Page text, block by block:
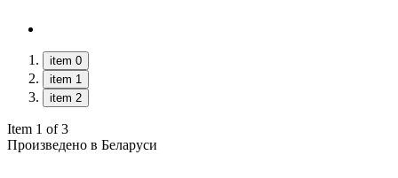
item 0
item 1
item 2
Item 1 of 3
Произведено в Беларуси